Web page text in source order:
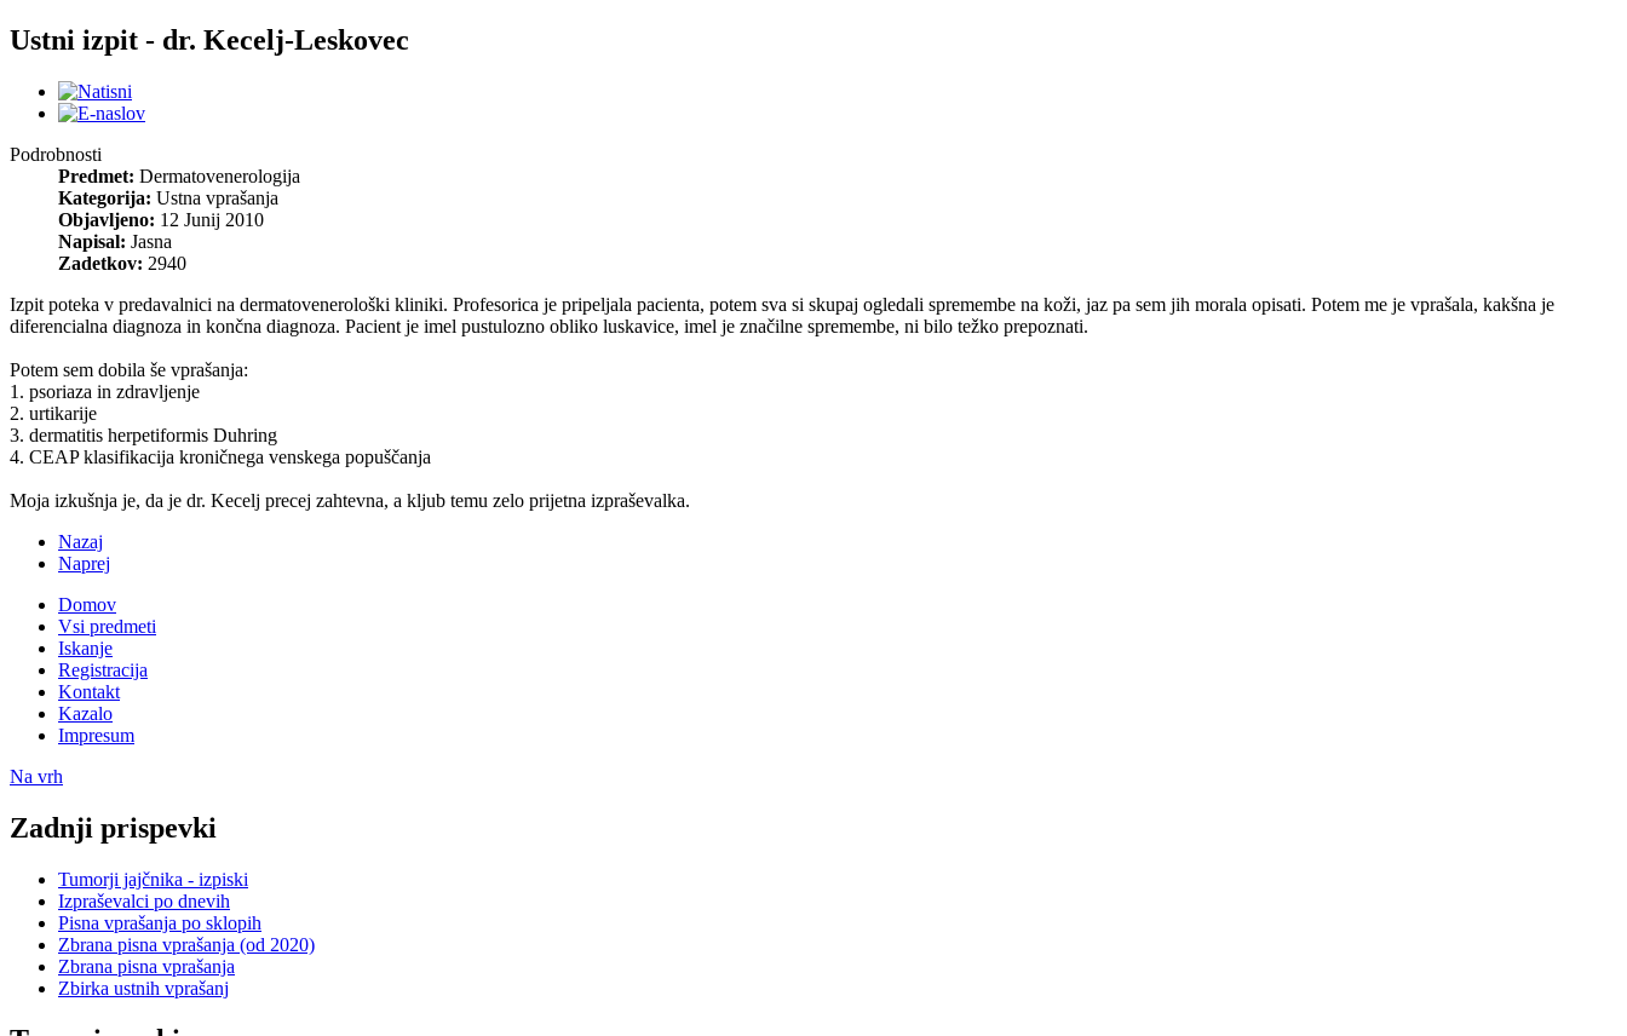
Ustni izpit - dr. Kecelj-Leskovec
Podrobnosti
Predmet: Dermatovenerologija
Kategorija: Ustna vprašanja
Objavljeno: 12 Junij 2010
Napisal: Jasna
Zadetkov: 2940
Izpit poteka v predavalnici na dermatovenerološki kliniki. Profesorica je pripeljala pacienta, potem sva si skupaj ogledali spremembe na koži, jaz pa sem jih morala opisati. Potem me je vprašala, kakšna je
diferencialna diagnoza in končna diagnoza. Pacient je imel pustulozno obliko luskavice, imel je značilne spremembe, ni bilo težko prepoznati.
Potem sem dobila še vprašanja:
1. psoriaza in zdravljenje
2. urtikarije
3. dermatitis herpetiformis Duhring
4. CEAP klasifikacija kroničnega venskega popuščanja
Moja izkušnja je, da je dr. Kecelj precej zahtevna, a kljub temu zelo prijetna izpraševalka.
Nazaj
Naprej
Domov
Vsi predmeti
Iskanje
Registracija
Kontakt
Kazalo
Impresum
Na vrh
Zadnji prispevki
Tumorji jajčnika - izpiski
Izpraševalci po dnevih
Pisna vprašanja po sklopih
Zbrana pisna vprašanja (od 2020)
Zbrana pisna vprašanja
Zbirka ustnih vprašanj